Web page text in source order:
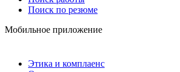
Поиск по резюме
Мобильное приложение
Этика и комплаенс